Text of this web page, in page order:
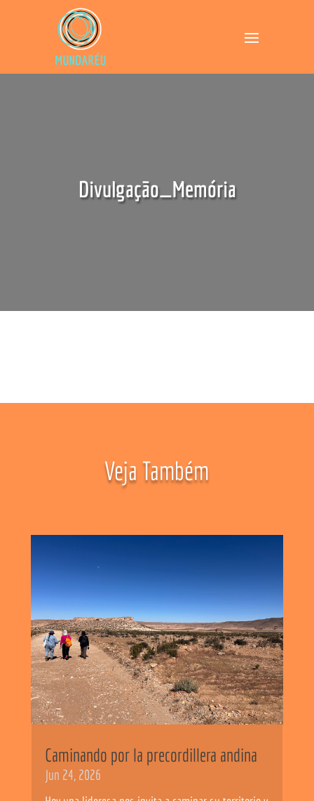
Divulgação_Memória
Veja Também
Caminando por la precordillera andina
Jun 24, 2026